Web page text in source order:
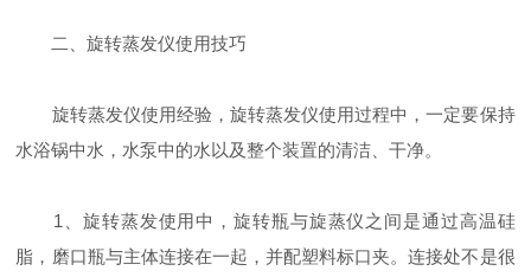
二、旋转蒸发仪使用技巧
旋转蒸发仪使用经验，旋转蒸发仪使用过程中，一定要保持
水浴锅中水，水泵中的水以及整个装置的清洁、干净。
1、旋转蒸发使用中，旋转瓶与旋蒸仪之间是通过高温硅
脂，磨口瓶与主体连接在一起，并配塑料标口夹。连接处不是很